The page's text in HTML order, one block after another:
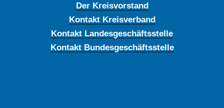
Der Kreisvorstand
Kontakt Kreisverband
Kontakt Landesgeschäftsstelle
Kontakt Bundesgeschäftsstelle